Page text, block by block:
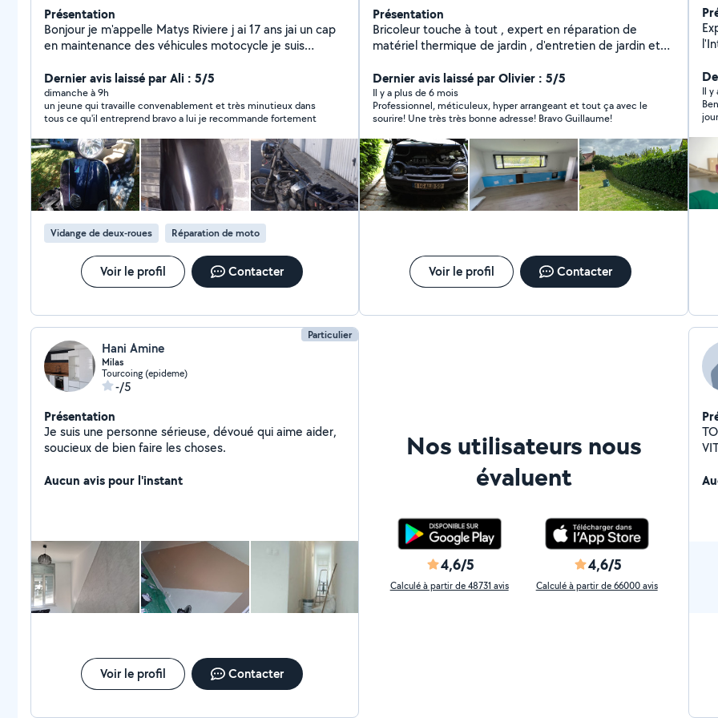
Présentation
Bonjour je m'appelle Matys Riviere j ai 17 ans jai un cap
en maintenance des véhicules motocycle je suis
même filière et je peux vous aider pour plusieurs
choses comme tout se qui et jardinage ou encore pour
des déménagements ou entretien sur moto ou vélo
comme vidange plus changement de filtre nettoyage
carbu changement de pièce changement plaquette de
frein ect ect... Je fais tous sa contre un petit billet pour
financer ma mobylette et mon bsr je suis dispo le
weekend le mercredi aprem et le vendredi n'hésitez
pas a me contacter pour plus d'informations.
Dernier avis laissé par Ali : 5/5
dimanche à 9h
un jeune qui travaille convenablement et très minutieux dans
tous ce qu'il entreprend bravo a lui je recommande fortement
Vidange de deux-roues Réparation de moto
Voir le profil Contacter
Présentation
Bricoleur touche à tout , expert en réparation de
matériel thermique de jardin , d'entretien de jardin et
Dernier avis laissé par Olivier : 5/5
Il y a plus de 6 mois
Professionnel, méticuleux, hyper arrangeant et tout ça avec le
sourire! Une très très bonne adresse! Bravo Guillaume!
Voir le profil Contacter
Il y
Particulier
Hani Amine
Milas
Tourcoing (epideme)
-/5
Présentation
Je suis une personne sérieuse, dévoué qui aime aider,
soucieux de bien faire les choses.
Aucun avis pour l'instant
Voir le profil Contacter
Nos utilisateurs nous
évaluent
4,6/5
Calculé à partir de 48731 avis
4,6/5
Calculé à partir de 66000 avis